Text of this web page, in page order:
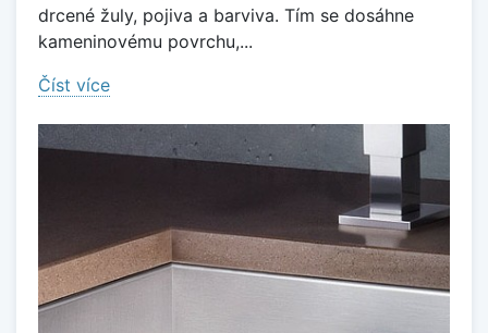
drcené žuly, pojiva a barviva. Tím se dosáhne
kameninovému povrchu,...
Číst více